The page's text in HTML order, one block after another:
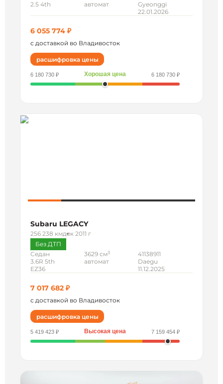
2.5 4th
автомат
Gyeonggi
22.01.2026
6 055 774 ₽
с доставкой во Владивосток
расшифровка цены
6 180 730 ₽ Хорошая цена 6 180 730 ₽
Subaru LEGACY
256 238 кмдек 2011 г
Без ДТП
Седан
3.6R 5th
EZ36
3629 см3
автомат
41138911
Daegu
11.12.2025
7 017 682 ₽
с доставкой во Владивосток
расшифровка цены
5 419 423 ₽ Высокая цена 7 159 454 ₽